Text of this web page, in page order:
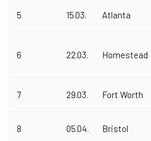
5 15.03. Atlanta
6 22.03. Homestead
7 29.03. Fort Worth
8 05.04. Bristol